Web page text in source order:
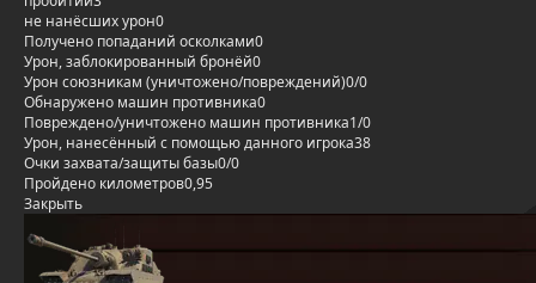
не нанёсших урон0
Получено попаданий осколками0
Урон, заблокированный бронёй0
Урон союзникам (уничтожено/повреждений)0/0
Обнаружено машин противника0
Повреждено/уничтожено машин противника1/0
Урон, нанесённый с помощью данного игрока38
Очки захвата/защиты базы0/0
Пройдено километров0,95
Закрыть